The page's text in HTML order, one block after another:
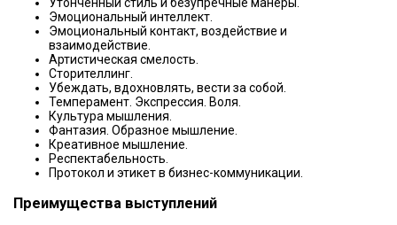
Утончённый стиль и безупречные манеры.
Эмоциональный интеллект.
Эмоциональный контакт, воздействие и
взаимодействие.
Артистическая смелость.
Сторителлинг.
Убеждать, вдохновлять, вести за собой.
Темперамент. Экспрессия. Воля.
Культура мышления.
Фантазия. Образное мышление.
Креативное мышление.
Респектабельность.
Протокол и этикет в бизнес-коммуникации.
Преимущества выступлений